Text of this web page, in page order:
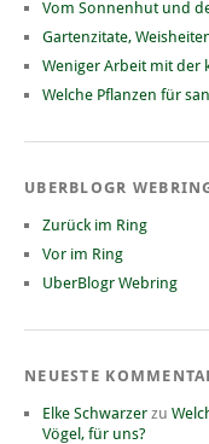
Vom Sonnenhut und
Gartenzitate,
Weniger Arbeit mit der
Welche Pflanzen für
UBERBLOGR
Zurück im Ring
Vor im Ring
UberBlogr Webring
NEUESTE
Elke Schwarzer zu
Vögel, für uns?